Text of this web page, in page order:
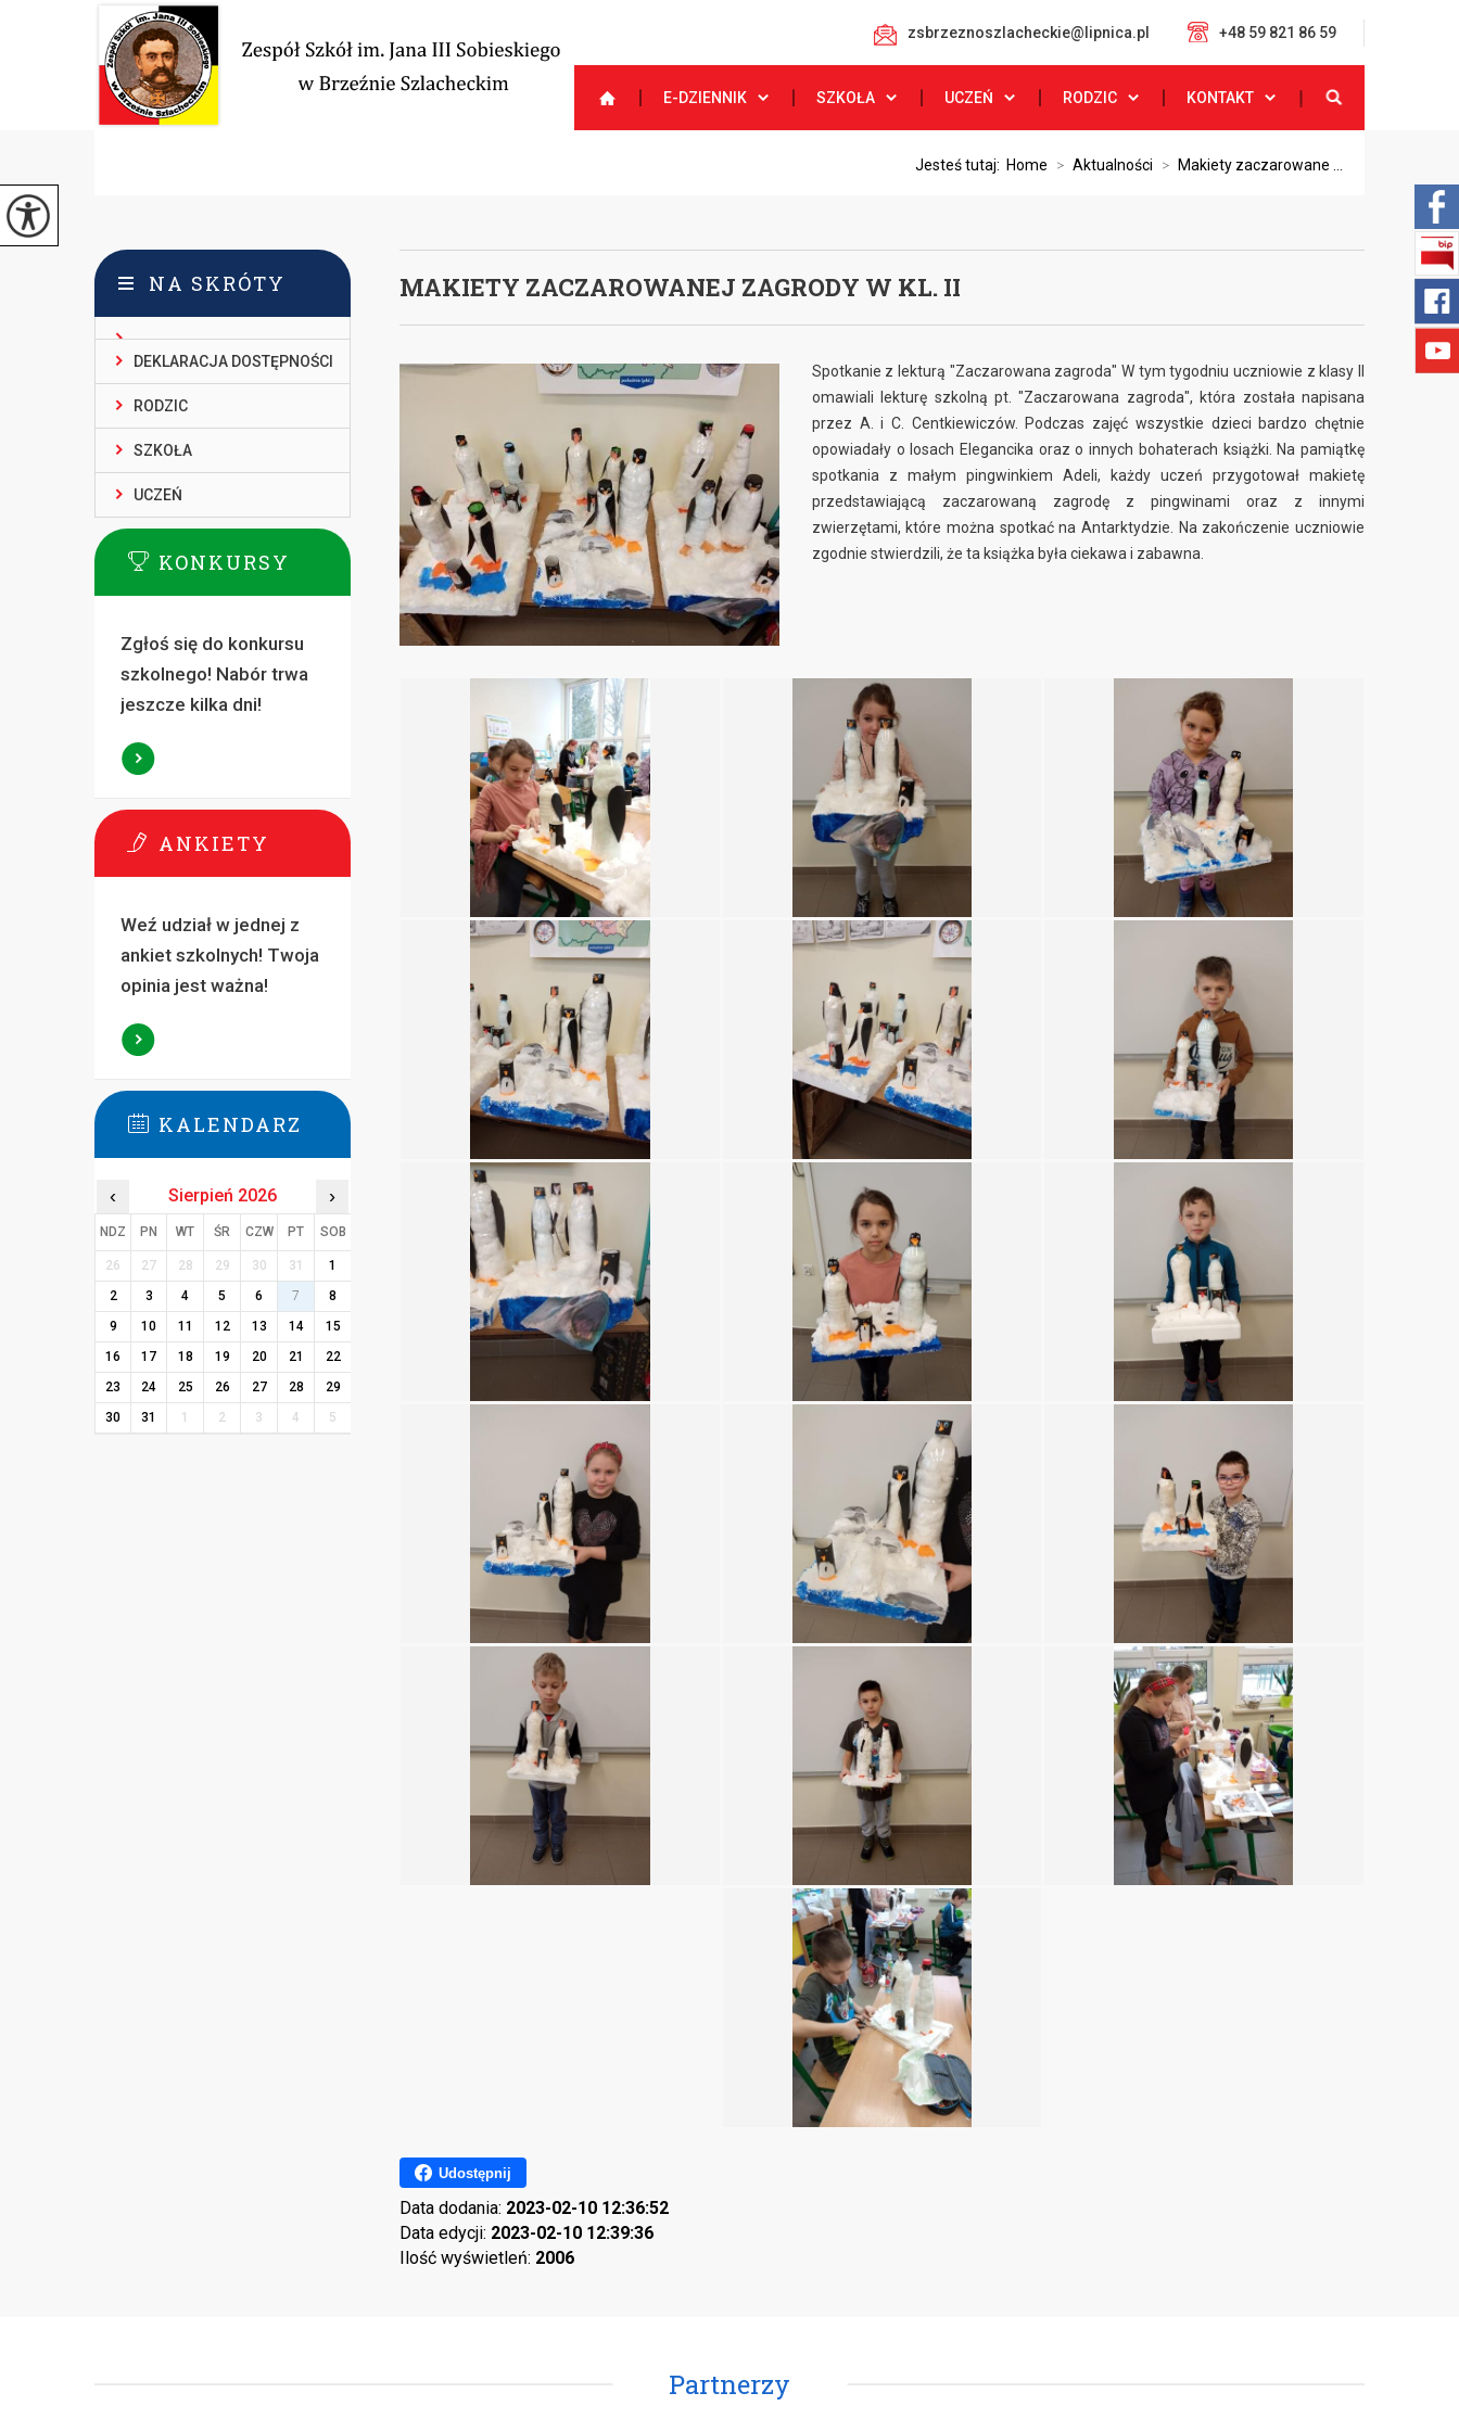
zsbrzeznoszlacheckie@lipnica.pl +48 59 821 86 59
E-DZIENNIK SZKOŁA UCZEŃ RODZIC KONTAKT
Jesteś tutaj: Home > Aktualności > Makiety zaczarowane ...
MAKIETY ZACZAROWANEJ ZAGRODY W KL. II
Spotkanie z lekturą "Zaczarowana zagroda" W tym tygodniu uczniowie z klasy II
omawiali lekturę szkolną pt. "Zaczarowana zagroda", która została napisana
przez A. i C. Centkiewiczów. Podczas zajęć wszystkie dzieci bardzo chętnie
opowiadały o losach Elegancika oraz o innych bohaterach książki. Na pamiątkę
spotkania z małym pingwinkiem Adeli, każdy uczeń przygotował makietę
przedstawiającą zaczarowaną zagrodę z pingwinami oraz z innymi
zwierzętami, które można spotkać na Antarktydzie. Na zakończenie uczniowie
zgodnie stwierdzili, że ta książka była ciekawa i zabawna.
Udostępnij
Data dodania: 2023-02-10 12:36:52
Data edycji: 2023-02-10 12:39:36
Ilość wyświetleń: 2006
NA SKRÓTY
DEKLARACJA DOSTĘPNOŚCI
RODZIC
SZKOŁA
UCZEŃ
KONKURSY
Zgłoś się do konkursu
szkolnego! Nabór trwa
jeszcze kilka dni!
ANKIETY
Weź udział w jednej z
ankiet szkolnych! Twoja
opinia jest ważna!
KALENDARZ
‹ Sierpień 2026 ›
NDZ PN WT ŚR CZW PT SOB
26 27 28 29 30 31
1
2
3 4 5 6 7
8
9
10 11 12 13 14
15
16
17 18 19 20 21
22
23
24 25 26 27 28
29
30
31 1 2 3 4 5
Partnerzy